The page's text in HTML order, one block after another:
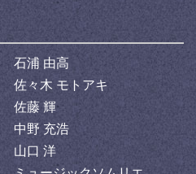
石浦 由高
佐々木 モトアキ
佐藤 輝
中野 充浩
山口 洋